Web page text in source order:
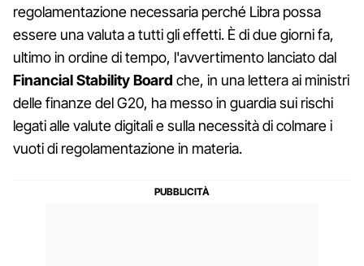
regolamentazione necessaria perché Libra possa
essere una valuta a tutti gli effetti. È di due giorni fa,
ultimo in ordine di tempo, l'avvertimento lanciato dal
Financial Stability Board che, in una lettera ai ministri
delle finanze del G20, ha messo in guardia sui rischi
legati alle valute digitali e sulla necessità di colmare i
vuoti di regolamentazione in materia.